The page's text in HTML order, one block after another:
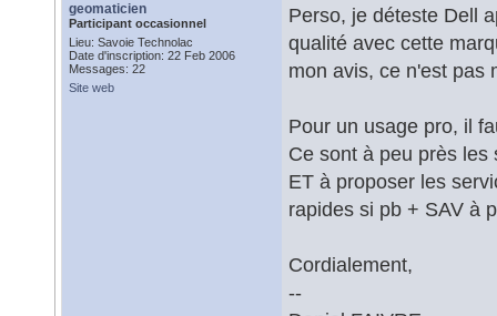
geomaticien
Participant occasionnel
Lieu: Savoie Technolac
Date d'inscription: 22 Feb 2006
Messages: 22
Site web
Perso, je déteste Dell
qualité avec cette
mon avis, ce n'est pas
Pour un usage pro, il
Ce sont à peu près
ET à proposer les
rapides si pb + SAV à
Cordialement,
--